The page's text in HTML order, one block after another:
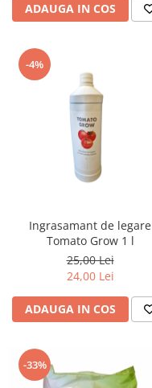
ADAUGA IN COS
-4%
Ingrasamant de legare
Tomato Grow 1 l
25,00 Lei
24,00 Lei
ADAUGA IN COS
-33%